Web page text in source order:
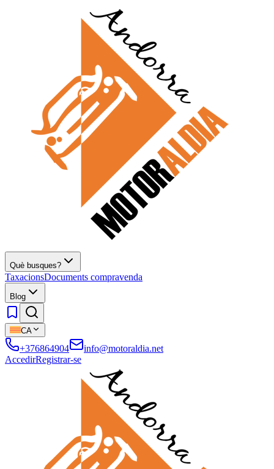
Què busques?
TaxacionsDocuments compravenda
Blog
CA
+376864904
info@motoraldia.net
AccedirRegistrar-se